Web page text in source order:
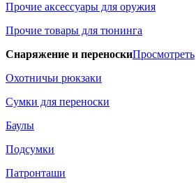
Прочие аксессуары для оружия
Прочие товары для тюнинга
Снаряжение и переноскиПросмотреть
Охотничьи рюкзаки
Сумки для переноски
Баулы
Подсумки
Патронташи